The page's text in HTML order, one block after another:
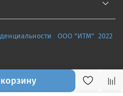
ООО "ИТМ" 2022